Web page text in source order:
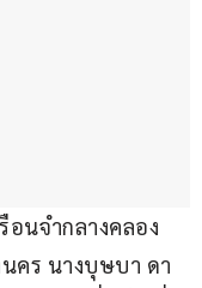
อนจำกลางคลอง
คร นางบุษบา ดา